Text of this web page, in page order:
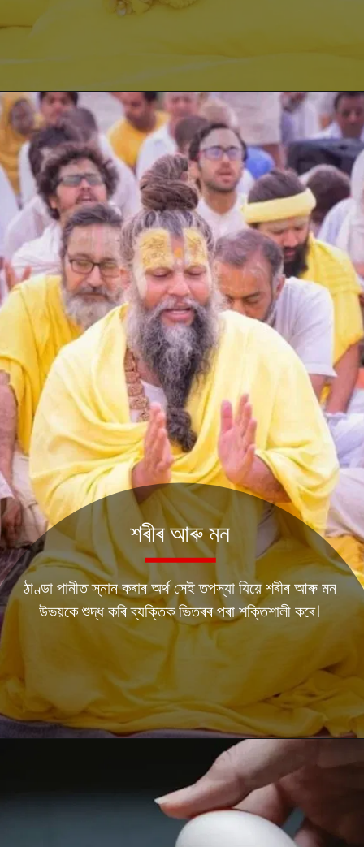
ঠাণ্ডা পানীত স্নান কৰাৰ অৰ্থ সেই তপস্যা যিয়ে শৰীৰ আৰু মন
উভয়কে শুদ্ধ কৰি ব্যক্তিক ভিতৰৰ পৰা শক্তিশালী কৰে।
শৰীৰ আৰু মন